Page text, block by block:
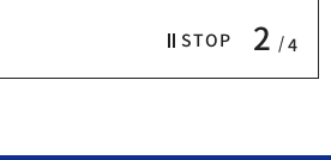
STOP 2 4